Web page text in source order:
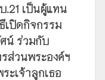
.21 เป็นผู้แทน
เปิดกิจกรรม
น์ ร่วมกับ
ส่วนพระองค์ฯ
ะเจ้าลูกเธอ